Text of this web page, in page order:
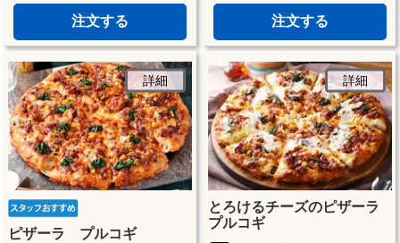
注文する 注文する
詳細
ピザーラ プルコギ
詳細
とろけるチーズのピザーラ
プルコギ